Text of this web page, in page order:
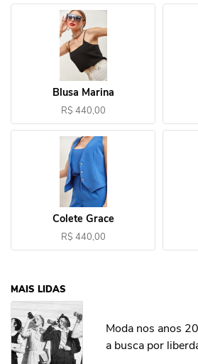
Blusa Marina
R$ 440,00
Colete Grace
R$ 440,00
MAIS LIDAS
Moda nos anos
a busca por